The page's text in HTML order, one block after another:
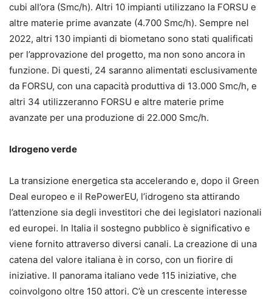
cubi all’ora (Smc/h). Altri 10 impianti utilizzano la FORSU e
altre materie prime avanzate (4.700 Smc/h). Sempre nel
2022, altri 130 impianti di biometano sono stati qualificati
per l’approvazione del progetto, ma non sono ancora in
funzione. Di questi, 24 saranno alimentati esclusivamente
da FORSU, con una capacità produttiva di 13.000 Smc/h, e
altri 34 utilizzeranno FORSU e altre materie prime
avanzate per una produzione di 22.000 Smc/h.
Idrogeno verde
La transizione energetica sta accelerando e, dopo il Green
Deal europeo e il RePowerEU, l’idrogeno sta attirando
l’attenzione sia degli investitori che dei legislatori nazionali
ed europei. In Italia il sostegno pubblico è significativo e
viene fornito attraverso diversi canali. La creazione di una
catena del valore italiana è in corso, con un fiorire di
iniziative. Il panorama italiano vede 115 iniziative, che
coinvolgono oltre 150 attori. C’è un crescente interesse